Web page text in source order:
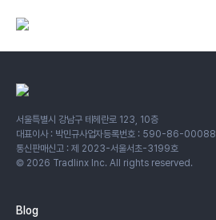
서울특별시 강남구 테헤란로 123, 10층
대표이사 : 박민규사업자등록번호 : 590-86-00088
통신판매신고 : 제 2023-서울서초-3199호
© 2026 Tradlinx Inc. All rights reserved.
Blog